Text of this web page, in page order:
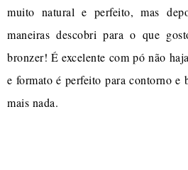
muito natural e perfeito, mas
maneiras descobri para o que
bronzer! É excelente com pó não
e formato é perfeito para contorno e
mais nada.